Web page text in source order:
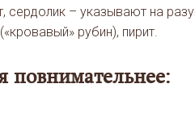
– указывают на
рубин), пирит.
повнимательнее: